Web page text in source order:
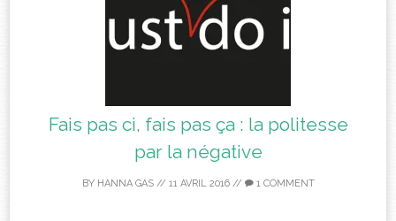
Fais pas ci, fais pas ça : la politesse
par la négative
BY HANNA GAS// 11 AVRIL 2016// 1 COMMENT